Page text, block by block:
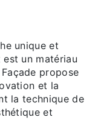
unique et
un matériau
propose
et la
la technique de
et